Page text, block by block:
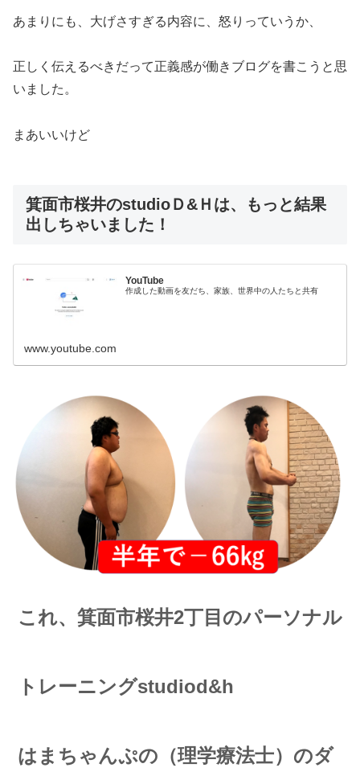
あまりにも、大げさすぎる内容に、怒りっていうか、
正しく伝えるべきだって正義感が働きブログを書こうと思
いました。
まあいいけど
箕面市桜井のstudioＤ&Ｈは、もっと結果
出しちゃいました！
YouTube
作成した動画を友だち、家族、世界中の人たちと共有
www.youtube.com
これ、箕面市桜井2丁目のパーソナル
トレーニングstudiod&h
はまちゃんぷの（理学療法士）のダ